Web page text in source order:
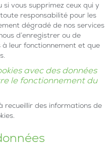
vous supprimez ceux qui y
responsabilité pour les
dégradé de nos services
d’enregistrer ou de
à leur fonctionnement et que
avec des données
le fonctionnement du
recueillir des informations de